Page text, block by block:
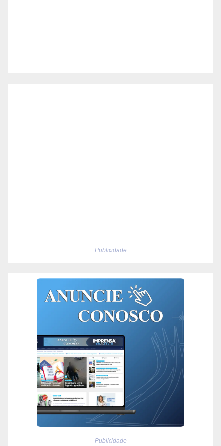
Publicidade
Publicidade